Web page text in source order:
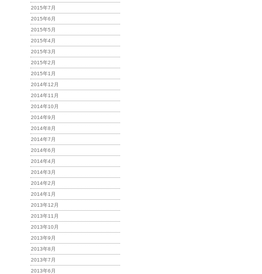
2015年7月
2015年6月
2015年5月
2015年4月
2015年3月
2015年2月
2015年1月
2014年12月
2014年11月
2014年10月
2014年9月
2014年8月
2014年7月
2014年6月
2014年4月
2014年3月
2014年2月
2014年1月
2013年12月
2013年11月
2013年10月
2013年9月
2013年8月
2013年7月
2013年6月